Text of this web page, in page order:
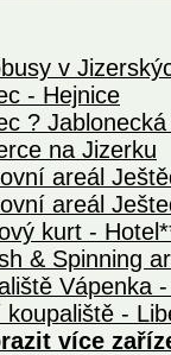
v
- Hejnice
?
na Jizerku
areál
areál
kurt -
& Spinning
Vápenka
koupaliště -
více